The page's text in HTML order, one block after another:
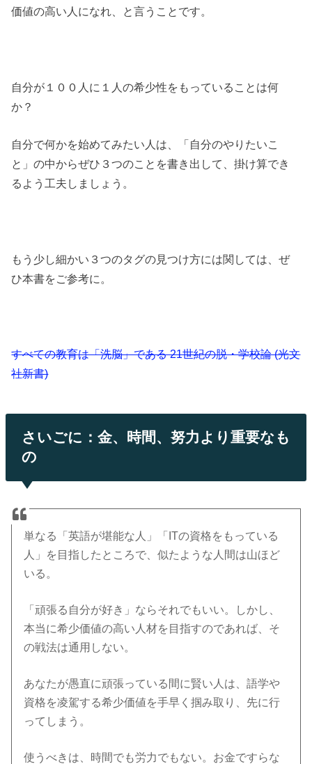
価値の高い人になれ、と言うことです。
自分が１００人に１人の希少性をもっていることは何
か？
自分で何かを始めてみたい人は、「自分のやりたいこ
と」の中からぜひ３つのことを書き出して、掛け算でき
るよう工夫しましょう。
もう少し細かい３つのタグの見つけ方には関しては、ぜ
ひ本書をご参考に。
すべての教育は「洗脳」である 21世紀の脱・学校論 (光文
社新書)
さいごに：金、時間、努力より重要なも
の
単なる「英語が堪能な人」「ITの資格をもっている
人」を目指したところで、似たような人間は山ほど
いる。
「頑張る自分が好き」ならそれでもいい。しかし、
本当に希少価値の高い人材を目指すのであれば、そ
の戦法は通用しない。
あなたが愚直に頑張っている間に賢い人は、語学や
資格を凌駕する希少価値を手早く掴み取り、先に行
ってしまう。
使うべきは、時間でも労力でもない。お金ですらな